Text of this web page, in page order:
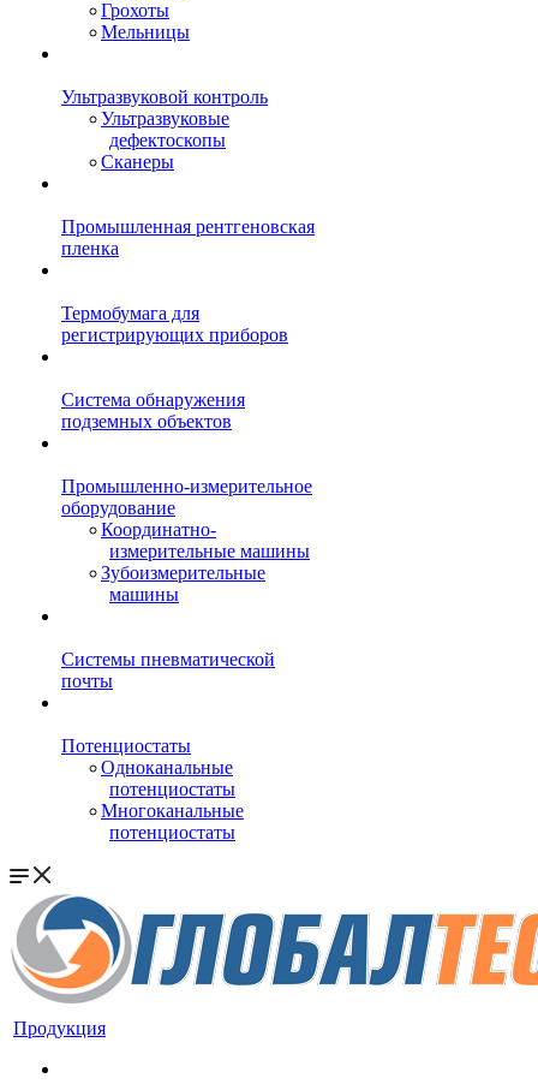
Грохоты
Мельницы
Ультразвуковой контроль
Ультразвуковые
дефектоскопы
Сканеры
Промышленная рентгеновская
пленка
Термобумага для
регистрирующих приборов
Система обнаружения
подземных объектов
Промышленно-измерительное
оборудование
Координатно-
измерительные машины
Зубоизмерительные
машины
Системы пневматической
почты
Потенциостаты
Одноканальные
потенциостаты
Многоканальные
потенциостаты
Продукция